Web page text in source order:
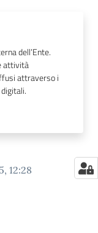
dell’Ente.
attività
attraverso i
12:28